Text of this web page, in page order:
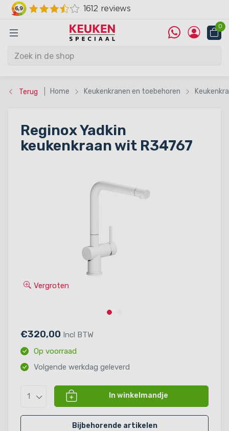
0
Terug Home Keukenkranen en toebehoren
Reginox Yadkin
keukenkraan wit R34767
Vergroten
€320,00 Incl BTW
Op voorraad
Volgende werkdag geleverd
1 In winkelmandje
Bijbehorende artikelen